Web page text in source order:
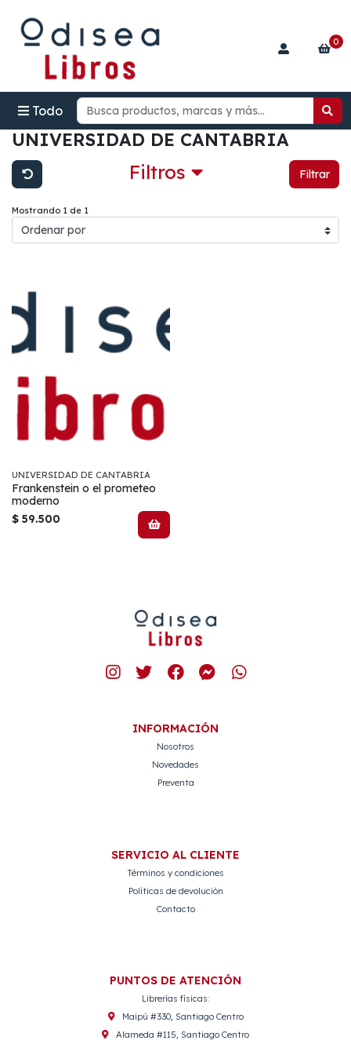
Todo
0
UNIVERSIDAD DE CANTABRIA
Filtros Filtrar
Mostrando 1 de 1
UNIVERSIDAD DE CANTABRIA
Frankenstein o el prometeo
moderno
$ 59.500
INFORMACIÓN
Nosotros
Novedades
Preventa
SERVICIO AL CLIENTE
Términos y condiciones
Políticas de devolución
Contacto
PUNTOS DE ATENCIÓN
Librerías físicas:
Maipú #330, Santiago Centro
Alameda #115, Santiago Centro